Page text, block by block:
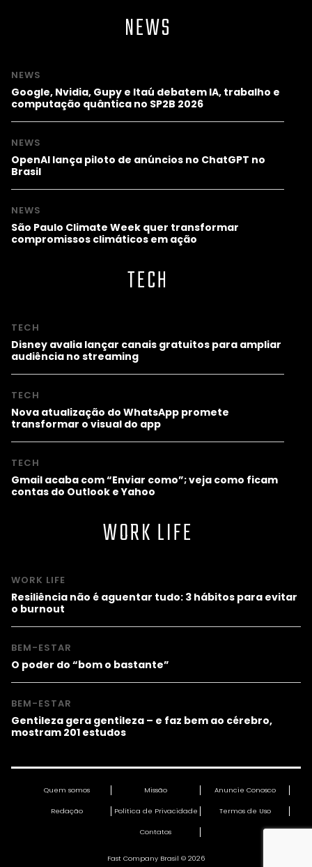
NEWS
NEWS
Google, Nvidia, Gupy e Itaú debatem IA, trabalho e
computação quântica no SP2B 2026
NEWS
OpenAI lança piloto de anúncios no ChatGPT no
Brasil
NEWS
São Paulo Climate Week quer transformar
compromissos climáticos em ação
TECH
TECH
Disney avalia lançar canais gratuitos para ampliar
audiência no streaming
TECH
Nova atualização do WhatsApp promete
transformar o visual do app
TECH
Gmail acaba com “Enviar como”; veja como ficam
contas do Outlook e Yahoo
WORK LIFE
WORK LIFE
Resiliência não é aguentar tudo: 3 hábitos para evitar
o burnout
BEM-ESTAR
O poder do “bom o bastante”
BEM-ESTAR
Gentileza gera gentileza – e faz bem ao cérebro,
mostram 201 estudos
Quem somos Missão Anuncie Conosco
Redação Política de Privacidade Termos de Uso
Contatos
Fast Company Brasil © 2026